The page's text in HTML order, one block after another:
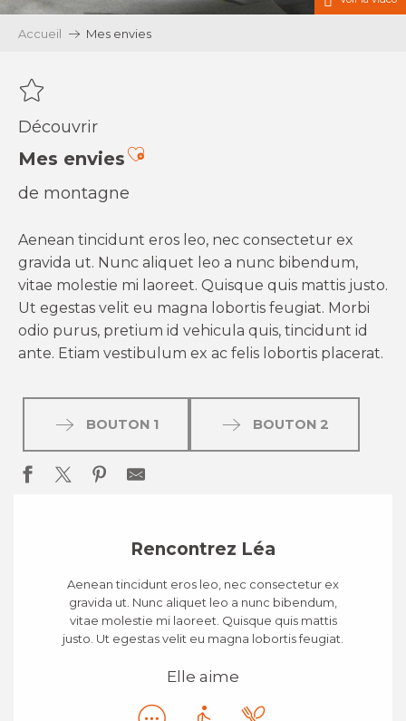
Accueil Mes envies
Découvrir
Mes enviesAjouter aux favoris
de montagne
Aenean tincidunt eros leo, nec consectetur ex
gravida ut. Nunc aliquet leo a nunc bibendum,
vitae molestie mi laoreet. Quisque quis mattis justo.
Ut egestas velit eu magna lobortis feugiat. Morbi
odio purus, pretium id vehicula quis, tincidunt id
ante. Etiam vestibulum ex ac felis lobortis placerat.
BOUTON 1 BOUTON 2
Rencontrez Léa
Aenean tincidunt eros leo, nec consectetur ex
gravida ut. Nunc aliquet leo a nunc bibendum,
vitae molestie mi laoreet. Quisque quis mattis
justo. Ut egestas velit eu magna lobortis feugiat.
Elle aime